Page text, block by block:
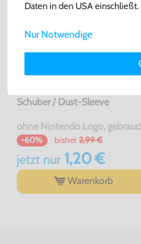
Schuber / Dust-Sleeve
ohne Nintendo Logo,
-60% bisher 2,99 €
jetzt nur1,20 €
Warenkorb
Daten in den USA
Weitere Informationen zu
Deinen Rechten als
Nur Notwendige